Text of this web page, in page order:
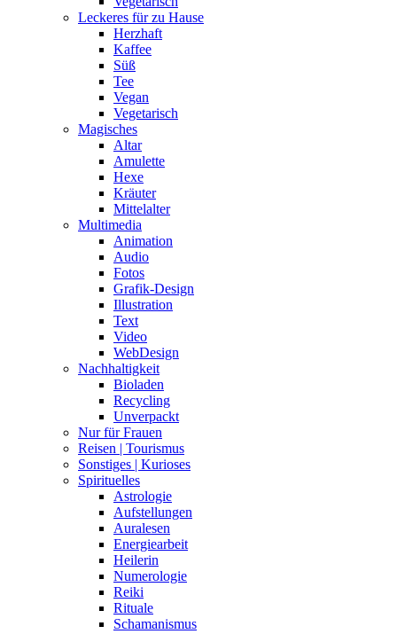
Leckeres für zu Hause
Herzhaft
Kaffee
Süß
Tee
Vegan
Vegetarisch
Magisches
Altar
Amulette
Hexe
Kräuter
Mittelalter
Multimedia
Animation
Audio
Fotos
Grafik-Design
Illustration
Text
Video
WebDesign
Nachhaltigkeit
Bioladen
Recycling
Unverpackt
Nur für Frauen
Reisen | Tourismus
Sonstiges | Kurioses
Spirituelles
Astrologie
Aufstellungen
Auralesen
Energiearbeit
Heilerin
Numerologie
Reiki
Rituale
Schamanismus